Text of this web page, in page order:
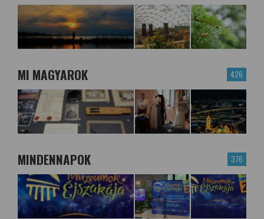
426
MI MAGYAROK
376
MINDENNAPOK